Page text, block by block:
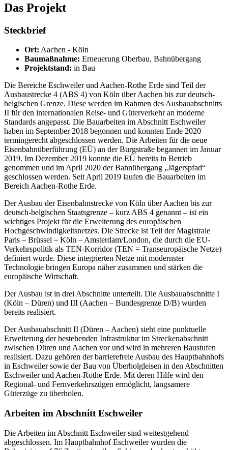
Das Projekt
Steckbrief
Ort: Aachen - Köln
Baumaßnahme: Erneuerung Oberbau, Bahnübergang
Projektstand: in Bau
Die Bereiche Eschweiler und Aachen-Rothe Erde sind Teil der
Ausbaustrecke 4 (ABS 4) von Köln über Aachen bis zur deutsch-
belgischen Grenze. Diese werden im Rahmen des Ausbauabschnitts
II für den internationalen Reise- und Güterverkehr an moderne
Standards angepasst. Die Bauarbeiten im Abschnitt Eschweiler
haben im September 2018 begonnen und konnten Ende 2020
termingerecht abgeschlossen werden. Die Arbeiten für die neue
Eisenbahnüberführung (EÜ) an der Burgstraße begannen im Januar
2019. Im Dezember 2019 konnte die EÜ bereits in Betrieb
genommen und im April 2020 der Bahnübergang „Jägerspfad“
geschlossen werden. Seit April 2019 laufen die Bauarbeiten im
Bereich Aachen-Rothe Erde.
Der Ausbau der Eisenbahnstrecke von Köln über Aachen bis zur
deutsch-belgischen Staatsgrenze – kurz ABS 4 genannt – ist ein
wichtiges Projekt für die Erweiterung des europäischen
Hochgeschwindigkeitsnetzes. Die Strecke ist Teil der Magistrale
Paris – Brüssel – Köln – Amsterdam/London, die durch die EU-
Verkehrspolitik als TEN-Korridor (TEN = Transeuropäische Netze)
definiert wurde. Diese integrierten Netze mit modernster
Technologie bringen Europa näher zusammen und stärken die
europäische Wirtschaft.
Der Ausbau ist in drei Abschnitte unterteilt. Die Ausbauabschnitte I
(Köln – Düren) und III (Aachen – Bundesgrenze D/B) wurden
bereits realisiert.
Der Ausbauabschnitt II (Düren – Aachen) sieht eine punktuelle
Erweiterung der bestehenden Infrastruktur im Streckenabschnitt
zwischen Düren und Aachen vor und wird in mehreren Baustufen
realisiert. Dazu gehören der barrierefreie Ausbau des Hauptbahnhofs
in Eschweiler sowie der Bau von Überholgleisen in den Abschnitten
Eschweiler und Aachen-Rothe Erde. Mit deren Hilfe wird den
Regional- und Fernverkehrszügen ermöglicht, langsamere
Güterzüge zu überholen.
Arbeiten im Abschnitt Eschweiler
Die Arbeiten im Abschnitt Eschweiler sind weitestgehend
abgeschlossen. Im Hauptbahnhof Eschweiler wurden die